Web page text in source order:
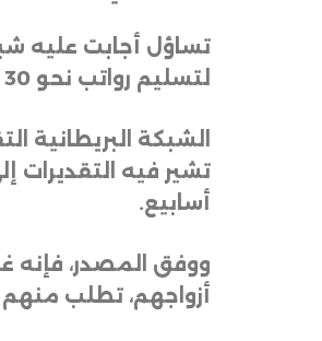
تساؤل أجابت عليه
لتسليم رواتب نحو 30 ألف موظف، بإجمالي تكلفة وصلت إلى 7 ملايين دولار
أسابيع.
ووفق المصدر، فإنه
أزواجهم، تطلب